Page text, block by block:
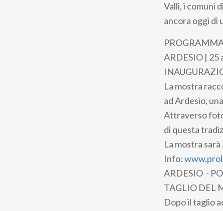
Valli, i comuni
ancora oggi di
ARDESIO | 25
La mostra
ad Ardesio,
Attraverso
di questa
La mostra
Info:
ARDESIO -
TAGLIO DEL
Dopo il taglio